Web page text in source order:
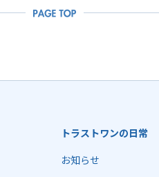
トラストワンの日常
お知らせ